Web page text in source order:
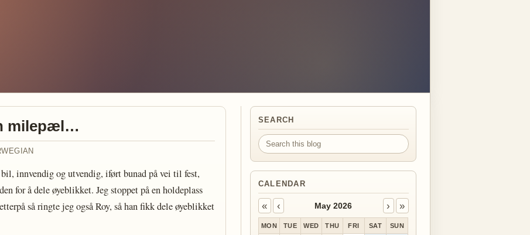
milepæl…
innvendig og utvendig, iført bunad på vei til fest,
for å dele øyeblikket. Jeg stoppet på en holdeplass
så ringte jeg også Roy, så han fikk dele øyeblikket
SEARCH
Search this blog
CALENDAR
« ‹ May 2026 › »
MON TUE WED THU FRI SAT SUN